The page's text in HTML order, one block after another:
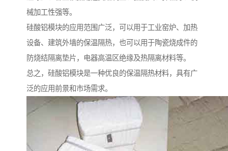
械加工性强等。
硅酸铝模块的应用范围广泛，可以用于工业窑炉、加热
设备、建筑外墙的保温隔热，也可以用于陶瓷烧成件的
防烧结隔离垫片，电器高温区绝缘及热隔离材料等。
总之，硅酸铝模块是一种优良的保温隔热材料，具有广
泛的应用前景和市场需求。